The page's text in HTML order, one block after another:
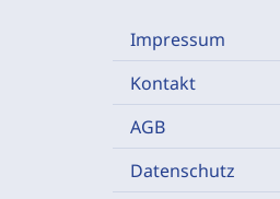
Impressum
Kontakt
AGB
Datenschutz